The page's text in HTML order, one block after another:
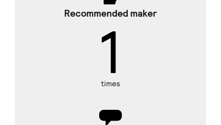
Recommended maker
1
times